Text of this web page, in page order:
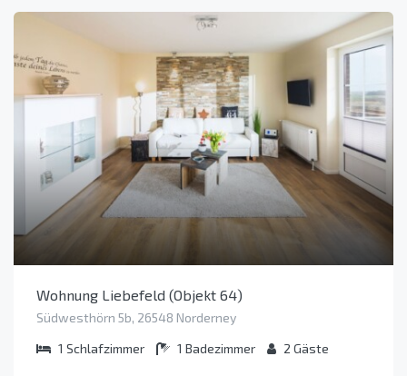
Wohnung Liebefeld (Objekt 64)
Südwesthörn 5b, 26548 Norderney
1 Schlafzimmer 1 Badezimmer 2 Gäste